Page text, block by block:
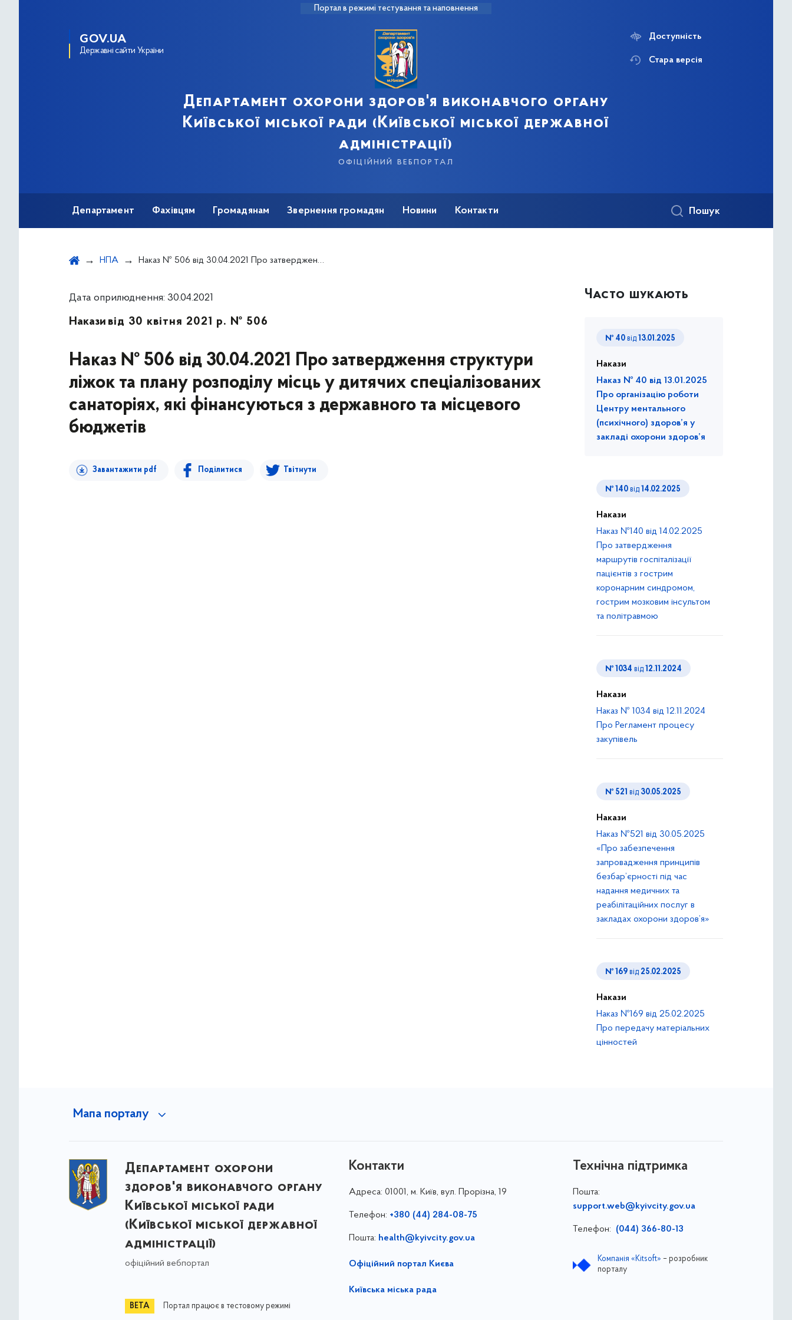
Портал в режимі тестування та наповнення
GOV.UA
Державні сайти України
Департамент охорони здоров'я виконавчого органу
Київської міської ради (Київської міської державної
адміністрації)
офіційний вебпортал
Доступність
Стара версія
Департамент Фахівцям Громадянам Звернення громадян Новини Контакти Пошук
НПА Наказ № 506 від 30.04.2021 Про затвердження структури ліжок та плану розподілу місць у дитячих спеціалізованих санаторіях, які фінансуються з державного та місцевого бюджетів
Дата оприлюднення: 30.04.2021
Накази від 30 квітня 2021 р. № 506
Наказ № 506 від 30.04.2021 Про затвердження структури
ліжок та плану розподілу місць у дитячих спеціалізованих
санаторіях, які фінансуються з державного та місцевого
бюджетів
Завантажити pdf Поділитися Твітнути
Часто шукають
№ 40 від 13.01.2025
Накази
Наказ № 40 від 13.01.2025
Про організацію роботи
Центру ментального
(психічного) здоров’я у
закладі охорони здоров’я
№ 140 від 14.02.2025
Накази
Наказ №140 від 14.02.2025
Про затвердження
маршрутів госпіталізації
пацієнтів з гострим
коронарним синдромом,
гострим мозковим інсультом
та політравмою
№ 1034 від 12.11.2024
Накази
Наказ № 1034 від 12.11.2024
Про Регламент процесу
закупівель
№ 521 від 30.05.2025
Накази
Наказ №521 від 30.05.2025
«Про забезпечення
запровадження принципів
безбар’єрності під час
надання медичних та
реабілітаційних послуг в
закладах охорони здоров’я»
№ 169 від 25.02.2025
Накази
Наказ №169 від 25.02.2025
Про передачу матеріальних
цінностей
Мапа порталу
Департамент охорони
здоров'я виконавчого органу
Київської міської ради
(Київської міської державної
адміністрації)
офіційний вебпортал
Портал працює в тестовому режимі
Контакти
Адреса: 01001, м. Київ, вул. Прорізна, 19
Телефон: +380 (44) 284-08-75
Пошта: health@kyivcity.gov.ua
Офіційний портал Києва
Київська міська рада
Технічна підтримка
Пошта:
support.web@kyivcity.gov.ua
Телефон: (044) 366-80-13
Компанія «Kitsoft» – розробник
порталу